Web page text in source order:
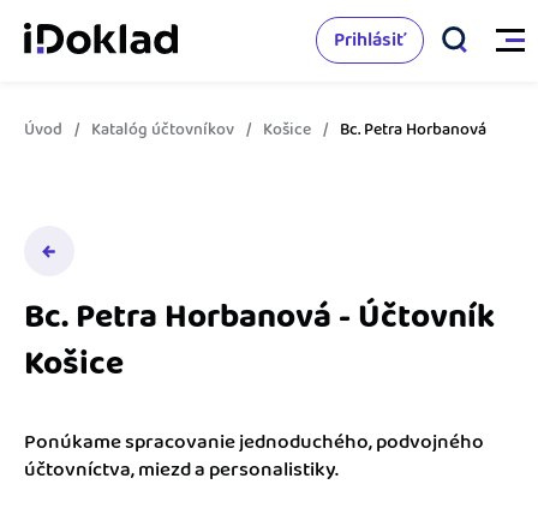
Sledovanie cashflow
Prepojenie na ďalšie systémy
Vzdelanie
Nápoveda
Ako začať s podnikaním
Ako sa vyznať vo fakturácii
Prihlásiť
Úvod Katalóg účtovníkov Košice Bc. Petra Horbanová
Bc. Petra Horbanová - Účtovník
Košice
Ponúkame spracovanie jednoduchého, podvojného
účtovníctva, miezd a personalistiky.